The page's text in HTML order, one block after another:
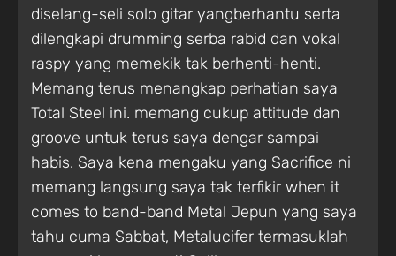
diselang-seli solo gitar yangberhantu serta
dilengkapi drumming serba rabid dan vokal
raspy yang memekik tak berhenti-henti.
Memang terus menangkap perhatian saya
Total Steel ini. memang cukup attitude dan
groove untuk terus saya dengar sampai
habis. Saya kena mengaku yang Sacrifice ni
memang langsung saya tak terfikir when it
comes to band-band Metal Jepun yang saya
tahu cuma Sabbat, Metalucifer termasuklah